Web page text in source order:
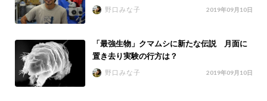
野口みな子 2019年09月10日
「最強生物」クマムシに新たな伝説 月面に
置き去り実験の行方は？
野口みな子 2019年09月10日